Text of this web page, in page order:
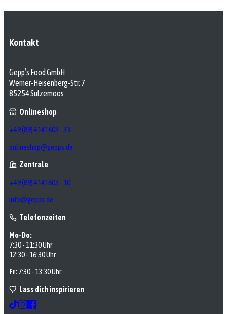
Kontakt
Gepp’s Food GmbH
Werner-Heisenberg-Str. 7
85254 Sulzemoos
Onlineshop
+49 (89) 4141603 - 33
onlineshop@gepps.de
Zentrale
+49 (89) 4141603 - 10
info@gepps.de
Telefonzeiten
Mo-Do:
7:30 - 11:30 Uhr
12:30 - 16:30 Uhr
Fr:7:30 - 13:30 Uhr
Lass dich inspirieren